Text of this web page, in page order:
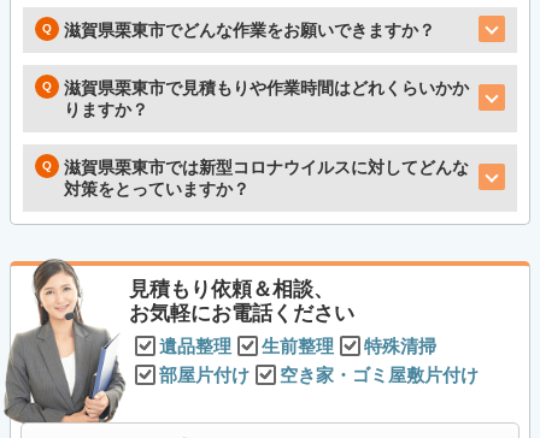
滋賀県栗東市でどんな作業をお願いできますか？
滋賀県栗東市で見積もりや作業時間はどれくらいかか
りますか？
滋賀県栗東市では新型コロナウイルスに対してどんな
対策をとっていますか？
見積もり依頼＆相談、
お気軽にお電話ください
遺品整理 生前整理
特殊清掃
部屋片付け
空き家・ゴミ屋敷片付け